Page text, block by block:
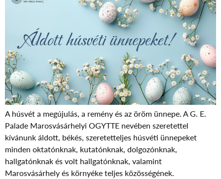
A húsvét a megújulás, a remény és az öröm ünnepe. A G. E.
Palade Marosvásárhelyi OGYTTE nevében szeretettel
kívánunk áldott, békés, szeretetteljes húsvéti ünnepeket
minden oktatónknak, kutatónknak, dolgozónknak,
hallgatónknak és volt hallgatónknak, valamint
Marosvásárhely és környéke teljes közösségének.